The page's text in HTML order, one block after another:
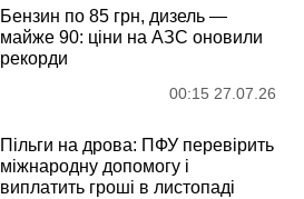
Бензин по 85 грн, дизель —
майже 90: ціни на АЗС оновили
рекорди
00:15 27.07.26
Пільги на дрова: ПФУ перевірить
міжнародну допомогу і
виплатить гроші в листопаді